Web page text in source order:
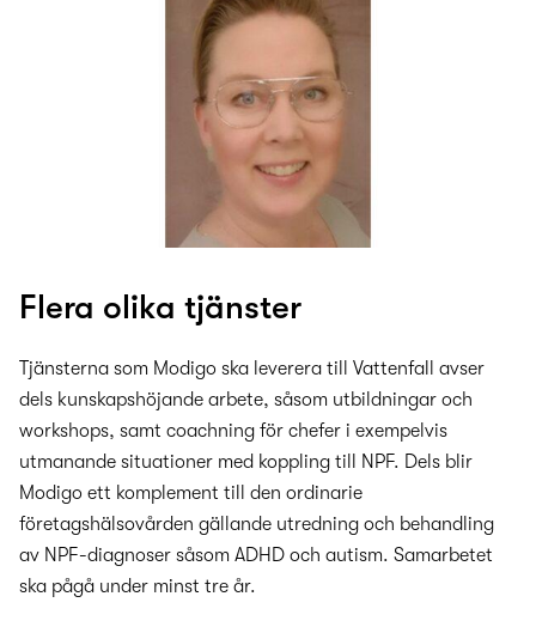
Flera olika tjänster
Tjänsterna som Modigo ska leverera till Vattenfall avser
dels kunskapshöjande arbete, såsom utbildningar och
workshops, samt coachning för chefer i exempelvis
utmanande situationer med koppling till NPF. Dels blir
Modigo ett komplement till den ordinarie
företagshälsovården gällande utredning och behandling
av NPF-diagnoser såsom ADHD och autism. Samarbetet
ska pågå under minst tre år.